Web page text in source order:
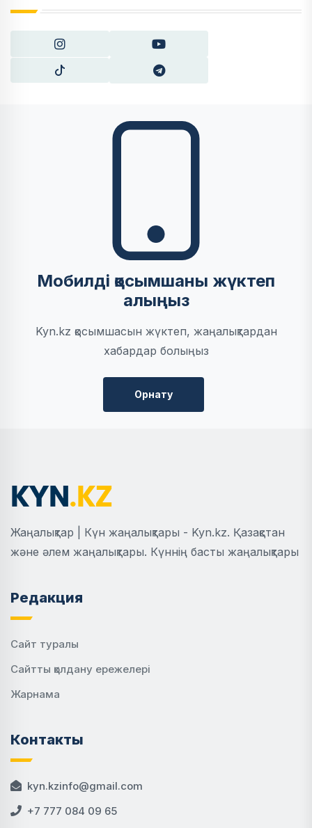
Мобилді қосымшаны жүктеп
алыңыз
Kyn.kz қосымшасын жүктеп, жаңалықтардан
хабардар болыңыз
Орнату
Жаңалықтар | Күн жаңалықтары - Kyn.kz. Қазақстан
және әлем жаңалықтары. Күннің басты жаңалықтары
Редакция
Сайт туралы
Сайтты қолдану ережелері
Жарнама
Контакты
kyn.kzinfo@gmail.com
+7 777 084 09 65